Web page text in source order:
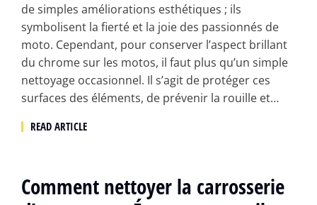
de simples améliorations esthétiques ; ils
symbolisent la fierté et la joie des passionnés de
moto. Cependant, pour conserver l’aspect brillant
du chrome sur les motos, il faut plus qu’un simple
nettoyage occasionnel. Il s’agit de protéger ces
surfaces des éléments, de prévenir la rouille et…
READ ARTICLE
Comment nettoyer la carrosserie